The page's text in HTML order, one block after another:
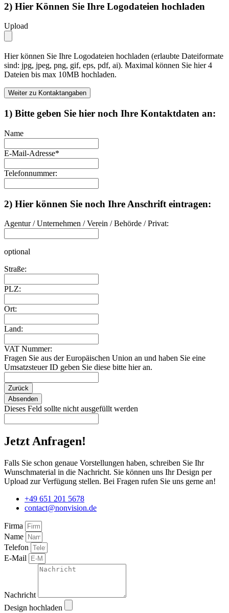
2) Hier Können Sie Ihre Logodateien hochladen
Upload
Hier können Sie Ihre Logodateien hochladen (erlaubte Dateiformate
sind: jpg, jpeg, png, gif, eps, pdf, ai). Maximal können Sie hier 4
Dateien bis max 10MB hochladen.
Weiter zu Kontaktangaben
1) Bitte geben Sie hier noch Ihre Kontaktdaten an:
Name
E-Mail-Adresse*
Telefonnummer:
2) Hier können Sie noch Ihre Anschrift eintragen:
Agentur / Unternehmen / Verein / Behörde / Privat:
optional
Straße:
PLZ:
Ort:
Land:
VAT Nummer:
Fragen Sie aus der Europäischen Union an und haben Sie eine
Umsatzsteuer ID geben Sie diese bitte hier an.
Zurück
Absenden
Dieses Feld sollte nicht ausgefüllt werden
Jetzt Anfragen!
Falls Sie schon genaue Vorstellungen haben, schreiben Sie Ihr
Wunschmaterial in die Nachricht. Sie können uns Ihr Design per
Upload zur Verfügung stellen. Bei Fragen rufen Sie uns gerne an!
+49 651 201 5678
contact@nonvision.de
Firma
Name
Telefon
E-Mail
Nachricht
Design hochladen